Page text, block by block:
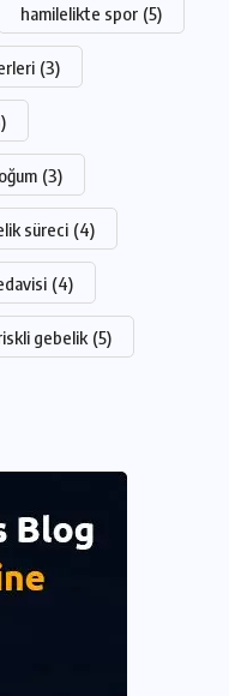
hamilelikte spor (5)
(3)
(3)
süreci (4)
(4)
gebelik (5)